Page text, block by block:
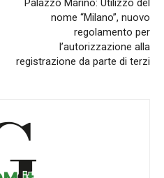
Palazzo Marino: Utilizzo del
nome “Milano”, nuovo
regolamento per
l’autorizzazione alla
registrazione da parte di terzi